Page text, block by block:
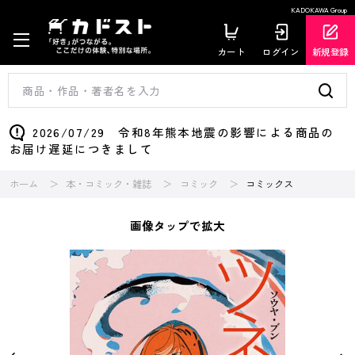
KADOKAWA Group
カート ログイン 新規登録
2026/07/29 令和8年熊本地震の影響による商品の
お届け遅延につきまして
ホーム 本・コミック・雑誌 コミック コミックス
画像タップで拡大